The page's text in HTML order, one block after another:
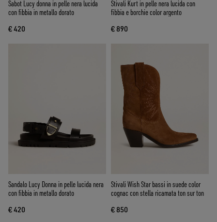
Sabot Lucy donna in pelle nera lucida
con fibbia in metallo dorato
€ 420
Stivali Kurt in pelle nera lucida con
fibbia e borchie color argento
€ 890
Sandalo Lucy Donna in pelle lucida nera
con fibbia in metallo dorato
€ 420
Stivali Wish Star bassi in suede color
cognac con stella ricamata ton sur ton
€ 850